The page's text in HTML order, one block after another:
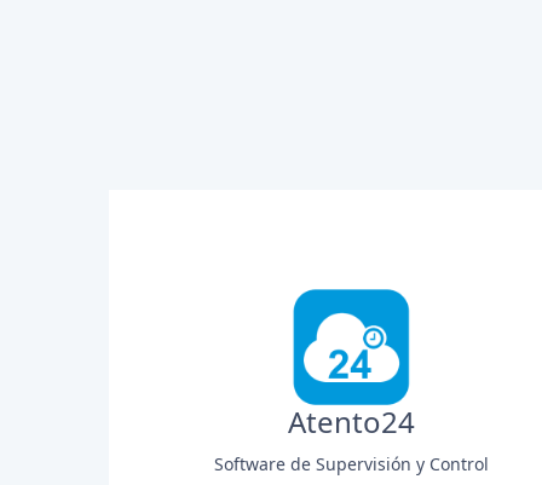
Atento24
Software de Supervisión y Control